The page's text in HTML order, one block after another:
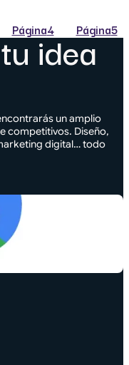
Página4 Página5
idea
un amplio
competitivos. Diseño,
digital… todo